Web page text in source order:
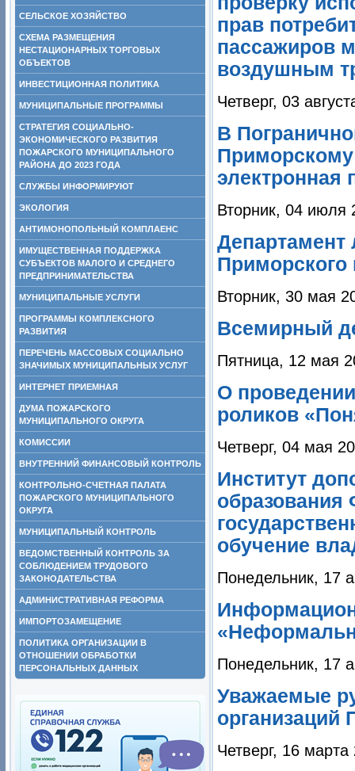
СЕЛЬСКОЕ ХОЗЯЙСТВО
СХЕМА РАЗМЕЩЕНИЯ
НЕСТАЦИОНАРНЫХ ТОРГОВЫХ
ОБЪЕКТОВ
ИНВЕСТИЦИОННАЯ ПОЛИТИКА
МУНИЦИПАЛЬНЫЕ ПРОГРАММЫ
СТРАТЕГИЯ СОЦИАЛЬНО-
ЭКОНОМИЧЕСКОГО РАЗВИТИЯ
ПОЖАРСКОГО МУНИЦИПАЛЬНОГО
РАЙОНА ДО 2023 ГОДА
СЛУЖБЫ ИНФОРМИРУЮТ
ЭКОЛОГИЯ
АНТИМОНОПОЛЬНЫЙ КОМПЛАЕНС
ИМУЩЕСТВЕННАЯ ПОДДЕРЖКА
СУБЪЕКТОВ МАЛОГО И СРЕДНЕГО
ПРЕДПРИНИМАТЕЛЬСТВА
МУНИЦИПАЛЬНЫЕ УСЛУГИ
ПРОГРАММЫ КОМПЛЕКСНОГО
РАЗВИТИЯ
ПЕРЕЧЕНЬ МАССОВЫХ СОЦИАЛЬНО
ЗНАЧИМЫХ МУНИЦИПАЛЬНЫХ УСЛУГ
ИНТЕРНЕТ ПРИЕМНАЯ
ДУМА ПОЖАРСКОГО
МУНИЦИПАЛЬНОГО ОКРУГА
КОМИССИИ
ВНУТРЕННИЙ ФИНАНСОВЫЙ КОНТРОЛЬ
КОНТРОЛЬНО-СЧЕТНАЯ ПАЛАТА
ПОЖАРСКОГО МУНИЦИПАЛЬНОГО
ОКРУГА
МУНИЦИПАЛЬНЫЙ КОНТРОЛЬ
ВЕДОМСТВЕННЫЙ КОНТРОЛЬ ЗА
СОБЛЮДЕНИЕМ ТРУДОВОГО
ЗАКОНОДАТЕЛЬСТВА
АДМИНИСТРАТИВНАЯ РЕФОРМА
ИМПОРТОЗАМЕЩЕНИЕ
ПОЛИТИКА ОРГАНИЗАЦИИ В
ОТНОШЕНИИ ОБРАБОТКИ
ПЕРСОНАЛЬНЫХ ДАННЫХ
прав
пассажиров
воздушным
Четверг, 03
В
Приморскому
электронная
Вторник, 04 июля
Департамент
Вторник, 30 мая
Всемирный
Пятница, 12 мая
О
роликов
Четверг, 04 мая
Институт
обучение
Понедельник, 17
Понедельник, 17
Уважаемые
организаций
Четверг, 16